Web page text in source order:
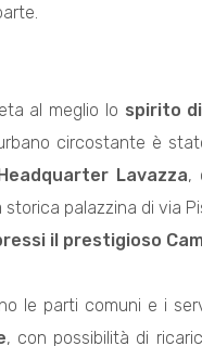
al meglio lo spirito
circostante è
Lavazza,
palazzina di via
il prestigioso
le parti comuni e i
, con possibilità di